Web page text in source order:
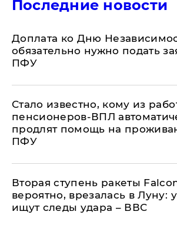
Последние новости
Доплата ко Дню
обязательно нужно подать
ПФУ
Стало известно, кому из
пенсионеров-ВПЛ
продлят помощь на
ПФУ
Вторая ступень ракеты
вероятно, врезалась в Луну:
ищут следы удара – ВВС